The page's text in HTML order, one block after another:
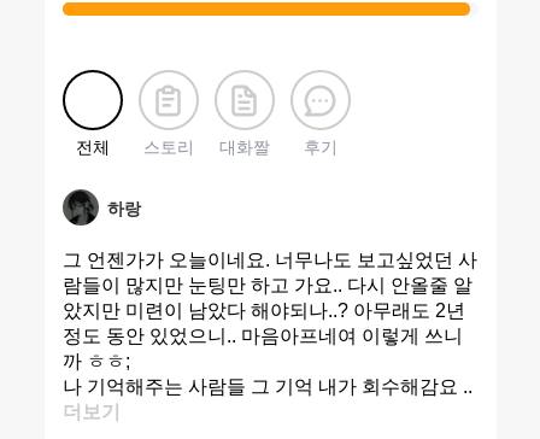
전체 스토리 대화짤 후기
하랑
그 언젠가가 오늘이네요. 너무나도 보고싶었던 사
람들이 많지만 눈팅만 하고 가요.. 다시 안올줄 알
았지만 미련이 남았다 해야되나..? 아무래도 2년
정도 동안 있었으니.. 마음아프네여 이렇게 쓰니
까 ㅎㅎ;
나 기억해주는 사람들 그 기억 내가 회수해감요 ..
더보기